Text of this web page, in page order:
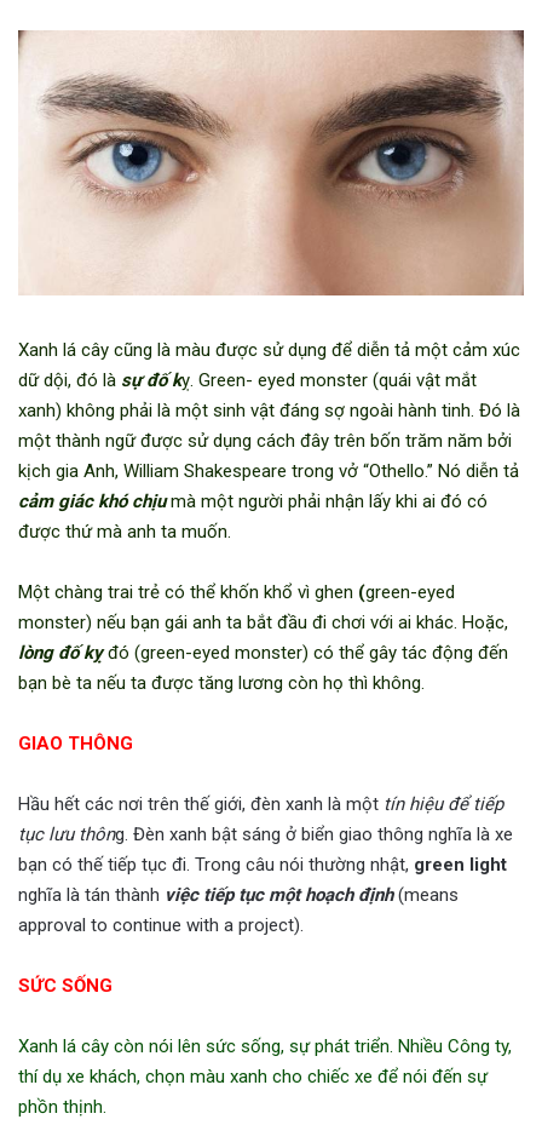
Xanh lá cây cũng là màu được sử dụng để diễn tả một cảm xúc
dữ dội, đó là sự đố kỵ. Green- eyed monster (quái vật mắt
xanh) không phải là một sinh vật đáng sợ ngoài hành tinh. Đó là
một thành ngữ được sử dụng cách đây trên bốn trăm năm bởi
kịch gia Anh, William Shakespeare trong vở “Othello.” Nó diễn tả
cảm giác khó chịumà một người phải nhận lấy khi ai đó có
được thứ mà anh ta muốn.
Một chàng trai trẻ có thể khốn khổ vì ghen (green-eyed
monster) nếu bạn gái anh ta bắt đầu đi chơi với ai khác. Hoặc,
lòng đố kỵđó (green-eyed monster) có thể gây tác động đến
bạn bè ta nếu ta được tăng lương còn họ thì không.
GIAO THÔNG
Hầu hết các nơi trên thế giới, đèn xanh là một tín hiệu để tiếp
tục lưu thông. Đèn xanh bật sáng ở biển giao thông nghĩa là xe
bạn có thế tiếp tục đi. Trong câu nói thường nhật, green light
nghĩa là tán thành việc tiếp tục một hoạch định (means
approval to continue with a project).
SỨC SỐNG
Xanh lá cây còn nói lên sức sống, sự phát triển. Nhiều Công ty,
thí dụ xe khách, chọn màu xanh cho chiếc xe để nói đến sự
phồn thịnh.